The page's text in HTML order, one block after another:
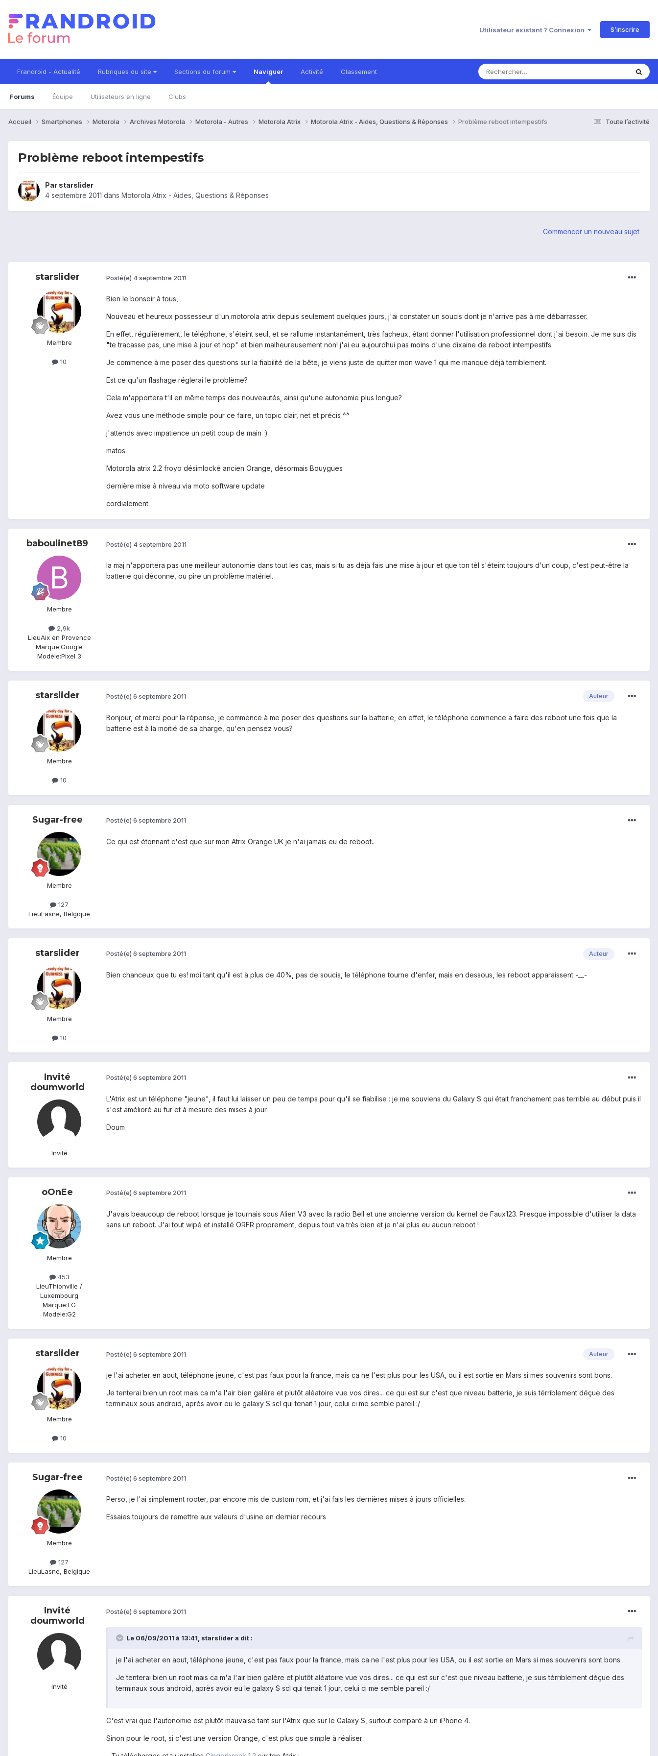
Utilisateur existant ? Connexion S’inscrire
Frandroid - Actualité Rubriques du site Sections du forum Naviguer
Forums Équipe Utilisateurs en ligne Clubs
Activité Classement
Toute l’activité
Accueil Smartphones Motorola Archives Motorola Motorola - Autres Motorola Atrix Motorola Atrix - Aides, Questions & Réponses Problème reboot intempestifs
Problème reboot intempestifs
Par starslider
4 septembre 2011 dans Motorola Atrix - Aides, Questions & Réponses
Commencer un nouveau sujet
starslider
Membre
10
Posté(e) 4 septembre 2011
Bien le bonsoir à tous,
Nouveau et heureux possesseur d'un motorola atrix depuis seulement quelques jours, j'ai constater un soucis dont je n'arrive pas à me débarrasser.
En effet, régulièrement, le téléphone, s'éteint seul, et se rallume instantanément, très facheux, étant donner l'utilisation professionnel dont j'ai besoin. Je me suis dis
"te tracasse pas, une mise à jour et hop" et bien malheureusement non! j'ai eu aujourdhui pas moins d'une dixaine de reboot intempestifs.
Je commence à me poser des questions sur la fiabilité de la bête, je viens juste de quitter mon wave 1 qui me manque déjà terriblement.
Est ce qu'un flashage réglerai le problème?
Cela m'apportera t'il en même temps des nouveautés, ainsi qu'une autonomie plus longue?
Avez vous une méthode simple pour ce faire, un topic clair, net et précis ^^
j'attends avec impatience un petit coup de main :)
matos:
Motorola atrix 2.2 froyo désimlocké ancien Orange, désormais Bouygues
dernière mise à niveau via moto software update
cordialement.
baboulinet89
Membre
2,9k
LieuAix en Provence
Marque:Google
Modèle:Pixel 3
Posté(e) 4 septembre 2011
la maj n'apportera pas une meilleur autonomie dans tout les cas, mais si tu as déjà fais une mise à jour et que ton tèl s'éteint toujours d'un coup, c'est peut-être la
batterie qui déconne, ou pire un problème matériel.
starslider
Membre
10
Auteur
Posté(e) 6 septembre 2011
Bonjour, et merci pour la réponse, je commence à me poser des questions sur la batterie, en effet, le téléphone commence a faire des reboot une fois que la
batterie est à la moitié de sa charge, qu'en pensez vous?
Sugar-free
Membre
127
LieuLasne, Belgique
Posté(e) 6 septembre 2011
Ce qui est étonnant c'est que sur mon Atrix Orange UK je n'ai jamais eu de reboot..
starslider
Membre
10
Auteur
Posté(e) 6 septembre 2011
Bien chanceux que tu es! moi tant qu'il est à plus de 40%, pas de soucis, le téléphone tourne d'enfer, mais en dessous, les reboot apparaissent -__-
Invité
doumworld
Invité
Posté(e) 6 septembre 2011
L'Atrix est un téléphone "jeune", il faut lui laisser un peu de temps pour qu'il se fiabilise : je me souviens du Galaxy S qui était franchement pas terrible au début puis il
s'est amélioré au fur et à mesure des mises à jour.
Doum
oOnEe
Membre
453
LieuThionville /
Luxembourg
Marque:LG
Modèle:G2
Posté(e) 6 septembre 2011
J'avais beaucoup de reboot lorsque je tournais sous Alien V3 avec la radio Bell et une ancienne version du kernel de Faux123. Presque impossible d'utiliser la data
sans un reboot. J'ai tout wipé et installé ORFR proprement, depuis tout va très bien et je n'ai plus eu aucun reboot !
starslider
Membre
10
Auteur
Posté(e) 6 septembre 2011
je l'ai acheter en aout, téléphone jeune, c'est pas faux pour la france, mais ca ne l'est plus pour les USA, ou il est sortie en Mars si mes souvenirs sont bons.
Je tenterai bien un root mais ca m'a l'air bien galère et plutôt aléatoire vue vos dires... ce qui est sur c'est que niveau batterie, je suis térriblement déçue des
terminaux sous android, après avoir eu le galaxy S scl qui tenait 1 jour, celui ci me semble pareil :/
Sugar-free
Membre
127
LieuLasne, Belgique
Posté(e) 6 septembre 2011
Perso, je l'ai simplement rooter, par encore mis de custom rom, et j'ai fais les dernières mises à jours officielles.
Essaies toujours de remettre aux valeurs d'usine en dernier recours
Invité
doumworld
Invité
Posté(e) 6 septembre 2011
Le 06/09/2011 à 13:41, starslider a dit :
je l'ai acheter en aout, téléphone jeune, c'est pas faux pour la france, mais ca ne l'est plus pour les USA, ou il est sortie en Mars si mes souvenirs sont bons.
Je tenterai bien un root mais ca m'a l'air bien galère et plutôt aléatoire vue vos dires... ce qui est sur c'est que niveau batterie, je suis térriblement déçue des
terminaux sous android, après avoir eu le galaxy S scl qui tenait 1 jour, celui ci me semble pareil :/
C'est vrai que l'autonomie est plutôt mauvaise tant sur l'Atrix que sur le Galaxy S, surtout comparé à un iPhone 4.
Sinon pour le root, si c'est une version Orange, c'est plus que simple à réaliser :